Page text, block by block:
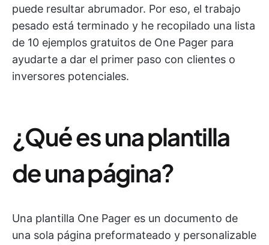
puede resultar abrumador. Por eso, el trabajo
pesado está terminado y he recopilado una lista
de 10 ejemplos gratuitos de One Pager para
ayudarte a dar el primer paso con clientes o
inversores potenciales.
¿Qué es una plantilla
de una página?
Una plantilla One Pager es un documento de
una sola página preformateado y personalizable